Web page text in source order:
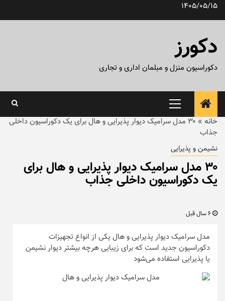
پرش1405/05/15
دکورز
دکوراسیون منزل و مبلمان اداری و تجاری
منوی
اصلی
خانه »
۳۰ مدل سرامیک دیوار پذیرایی و هال برای یک دکوراسیون داخلی
جذاب
نشیمن و پذیرایی
۳۰ مدل سرامیک دیوار پذیرایی و هال برای
یک دکوراسیون داخلی جذاب
مدل سرامیک دیوار پذیرایی و هال یکی از انواع تجهیزات
دکوراسیون جدید است که برای زیبایی هرچه‌ بیشتر دیوار نشیمن
یا پذیرایی استفاده می‌شود